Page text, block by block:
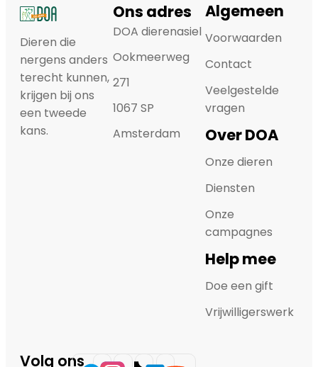
Dieren die
nergens anders
terecht kunnen,
krijgen bij ons
een tweede
kans.
Ons adres
DOA dierenasiel
Ookmeerweg
271
1067 SP
Amsterdam
Algemeen
Voorwaarden
Contact
Veelgestelde
vragen
Over DOA
Onze dieren
Diensten
Onze
campagnes
Help mee
Doe een gift
Vrijwilligerswerk
Volg ons